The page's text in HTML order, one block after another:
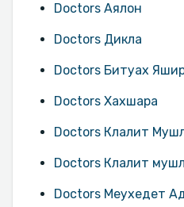
Doctors Аялон
Doctors Дикла
Doctors Битуах
Doctors Хахшара
Doctors Клалит
Doctors Клалит
Doctors Меухедет